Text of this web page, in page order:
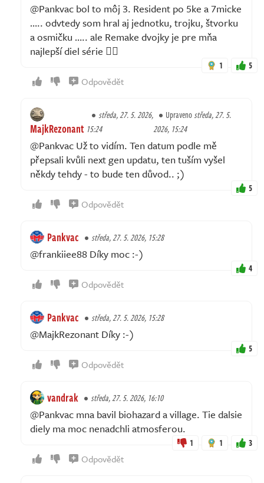
@Pankvac bol to môj 3. Resident po 5ke a 7micke
….. odvtedy som hral aj jednotku, trojku, štvorku
a osmičku ….. ale Remake dvojky je pre mňa
najlepší diel série 👍🏻
1 5
Odpovědět
MajkRezonant
středa, 27. 5. 2026,
15:24
Upravenostředa, 27. 5.
2026, 15:24
@Pankvac Už to vidím. Ten datum podle mě
přepsali kvůli next gen updatu, ten tuším vyšel
někdy tehdy - to bude ten důvod.. ;)
5
Odpovědět
Pankvac středa, 27. 5. 2026, 15:28
@frankiiee88 Díky moc :-)
4
Odpovědět
Pankvac středa, 27. 5. 2026, 15:28
@MajkRezonant Díky :-)
5
Odpovědět
vandrak středa, 27. 5. 2026, 16:10
@Pankvac mna bavil biohazard a village. Tie dalsie
diely ma moc nenadchli atmosferou.
1 1 3
Odpovědět